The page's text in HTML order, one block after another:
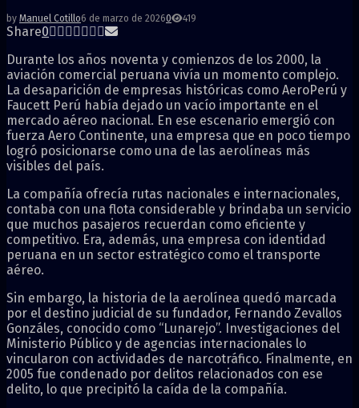
by Manuel Cotillo6 de marzo de 20260 419
Share0
Durante los años noventa y comienzos de los 2000, la
aviación comercial peruana vivía un momento complejo.
La desaparición de empresas históricas como AeroPerú y
Faucett Perú había dejado un vacío importante en el
mercado aéreo nacional. En ese escenario emergió con
fuerza Aero Continente, una empresa que en poco tiempo
logró posicionarse como una de las aerolíneas más
visibles del país.
La compañía ofrecía rutas nacionales e internacionales,
contaba con una flota considerable y brindaba un servicio
que muchos pasajeros recuerdan como eficiente y
competitivo. Era, además, una empresa con identidad
peruana en un sector estratégico como el transporte
aéreo.
Sin embargo, la historia de la aerolínea quedó marcada
por el destino judicial de su fundador, Fernando Zevallos
Gonzáles, conocido como “Lunarejo”. Investigaciones del
Ministerio Público y de agencias internacionales lo
vincularon con actividades de narcotráfico. Finalmente, en
2005 fue condenado por delitos relacionados con ese
delito, lo que precipitó la caída de la compañía.